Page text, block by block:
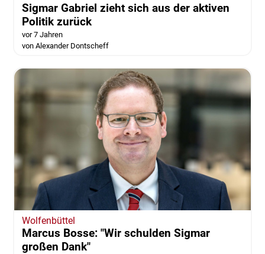
Sigmar Gabriel zieht sich aus der aktiven
Politik zurück
vor 7 Jahren
von Alexander Dontscheff
Wolfenbüttel
Marcus Bosse: "Wir schulden Sigmar
großen Dank"